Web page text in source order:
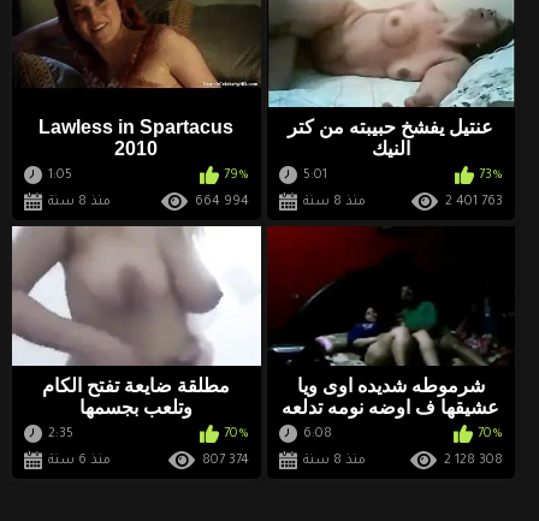
Lawless in Spartacus
2010
1:05
79%
منذ 8 سنة
664 994
عنتيل يفشخ حبيبته من كتر
النيك
5:01
73%
منذ 8 سنة
2 401 763
مطلقة ضايعة تفتح الكام
وتلعب بجسمها
2:35
70%
منذ 6 سنة
807 374
شرموطه شديده اوى ويا
عشيقها ف اوضه نومه تدلعه
وتكيفه نياكه والواد يصور
6:08
70%
منذ 8 سنة
2 128 308